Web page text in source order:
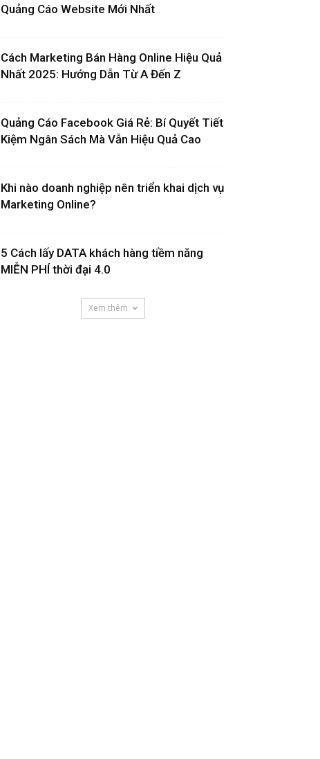
Quảng Cáo Website Mới Nhất
Cách Marketing Bán Hàng Online Hiệu Quả
Nhất 2025: Hướng Dẫn Từ A Đến Z
Quảng Cáo Facebook Giá Rẻ: Bí Quyết Tiết
Kiệm Ngân Sách Mà Vẫn Hiệu Quả Cao
Khi nào doanh nghiệp nên triển khai dịch vụ
Marketing Online?
5 Cách lấy DATA khách hàng tiềm năng
MIỄN PHÍ thời đại 4.0
Xem thêm